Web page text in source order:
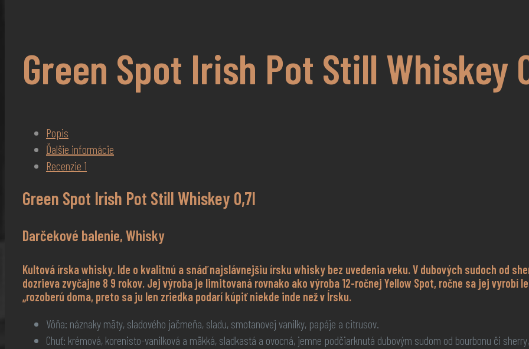
Green Spot Irish Pot Still Whiskey
Popis
Ďalšie informácie
Recenzie 1
Green Spot Irish Pot Still Whiskey 0,7l
Darčekové balenie, Whisky
Kultová írska whisky. Ide o kvalitnú a snáď najslávnejšiu írsku whisky bez uvedenia veku. V dubových sudoch od
dozrieva zvyčajne 8 9 rokov. Jej výroba je limitovaná rovnako ako výroba 12-ročnej Yellow Spot, ročne sa jej vyrobí
„rozoberú doma, preto sa ju len zriedka podarí kúpiť niekde inde než v Írsku.
Vôňa: náznaky mäty, sladového jačmeňa, sladu, smotanovej vanilky, papáje a citrusov.
Chuť: krémová, korenisto-vanilková a mäkká, sladkastá a ovocná, jemne podčiarknutá dubovým sudom od bourbonu či